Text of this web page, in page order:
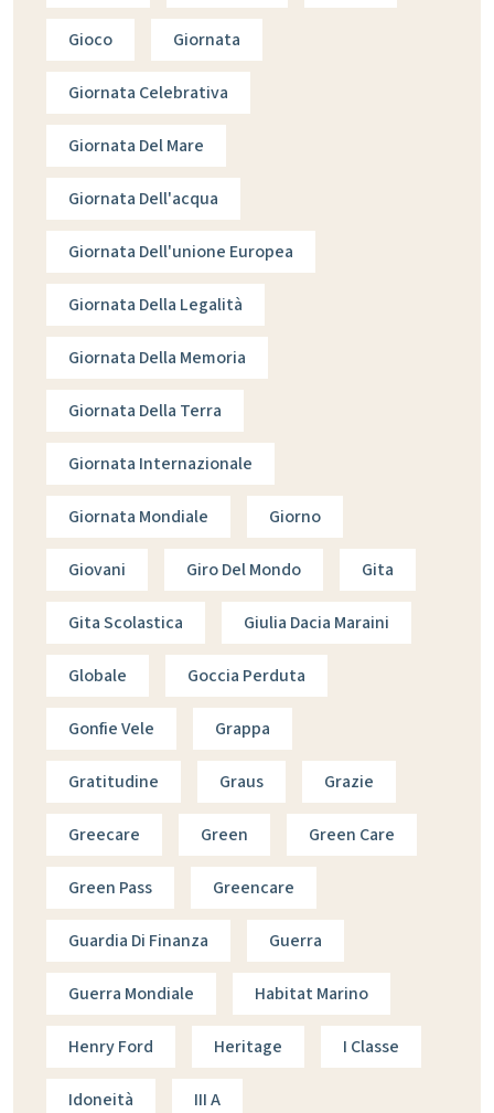
Gioco Giornata
Giornata Celebrativa
Giornata Del Mare
Giornata Dell'acqua
Giornata Dell'unione Europea
Giornata Della Legalità
Giornata Della Memoria
Giornata Della Terra
Giornata Internazionale
Giornata Mondiale Giorno
Giovani Giro Del Mondo Gita
Gita Scolastica Giulia Dacia Maraini
Globale Goccia Perduta
Gonfie Vele Grappa
Gratitudine Graus Grazie
Greecare Green Green Care
Green Pass Greencare
Guardia Di Finanza Guerra
Guerra Mondiale Habitat Marino
Henry Ford Heritage I Classe
Idoneità III A